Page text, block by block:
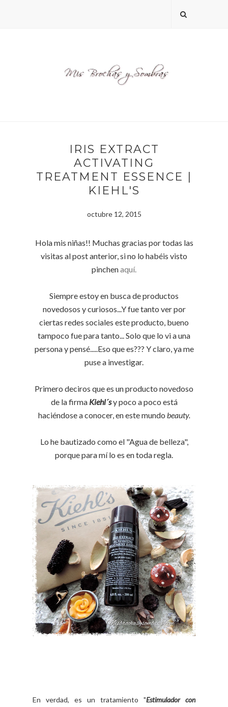
IRIS EXTRACT
ACTIVATING
TREATMENT ESSENCE |
KIEHL'S
octubre 12, 2015
Hola mis niñas!! Muchas gracias por todas las
visitas al post anterior, si no lo habéis visto
pinchenaquí.
Siempre estoy en busca de productos
novedosos y curiosos...Y fue tanto ver por
ciertas redes sociales este producto, bueno
tampoco fue para tanto... Solo que lo vi a una
persona y pensé.....Eso que es??? Y claro, ya me
puse a investigar.
Primero deciros que es un producto novedoso
de la firmaKiehl´sy poco a poco está
haciéndose a conocer, en este mundo beauty.
Lo he bautizado como el "Agua de belleza",
porque para mí lo es en toda regla.
En verdad, es un tratamiento "Estimulador con